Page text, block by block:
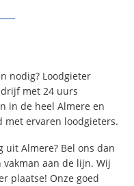
nodig? Loodgieter
met 24 uurs
in de heel Almere en
ervaren loodgieters.
Almere? Bel ons dan
aan de lijn. Wij
plaatse! Onze goed